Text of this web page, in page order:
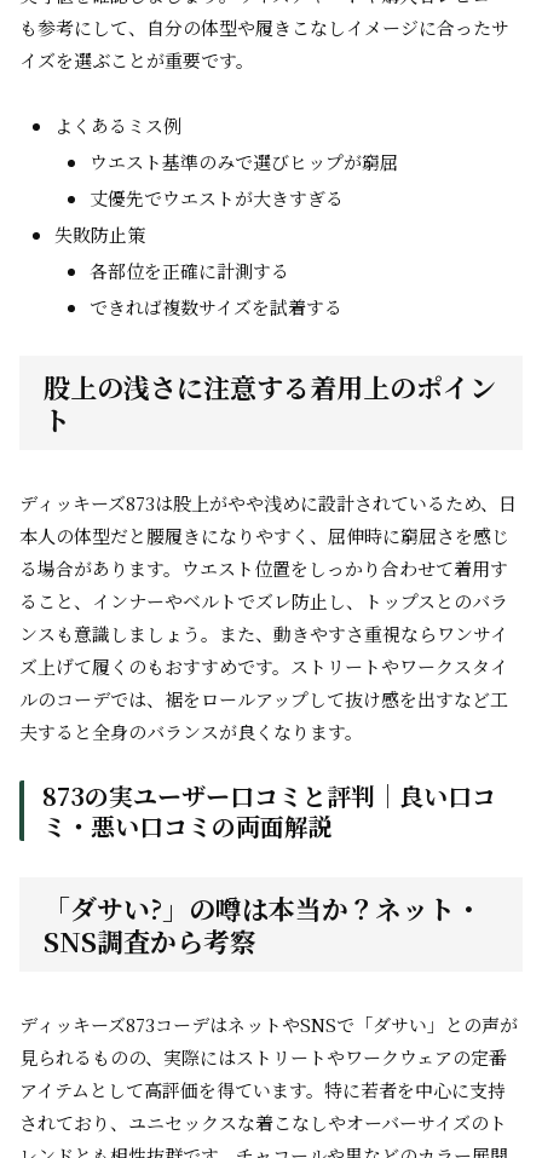
も参考にして、自分の体型や履きこなしイメージに合ったサ
イズを選ぶことが重要です。
よくあるミス例
ウエスト基準のみで選びヒップが窮屈
丈優先でウエストが大きすぎる
失敗防止策
各部位を正確に計測する
できれば複数サイズを試着する
股上の浅さに注意する着用上のポイン
ト
ディッキーズ873は股上がやや浅めに設計されているため、日
本人の体型だと腰履きになりやすく、屈伸時に窮屈さを感じ
る場合があります。ウエスト位置をしっかり合わせて着用す
ること、インナーやベルトでズレ防止し、トップスとのバラ
ンスも意識しましょう。また、動きやすさ重視ならワンサイ
ズ上げて履くのもおすすめです。ストリートやワークスタイ
ルのコーデでは、裾をロールアップして抜け感を出すなど工
夫すると全身のバランスが良くなります。
873の実ユーザー口コミと評判｜良い口コ
ミ・悪い口コミの両面解説
「ダサい?」の噂は本当か？ネット・
SNS調査から考察
ディッキーズ873コーデはネットやSNSで「ダサい」との声が
見られるものの、実際にはストリートやワークウェアの定番
アイテムとして高評価を得ています。特に若者を中心に支持
されており、ユニセックスな着こなしやオーバーサイズのト